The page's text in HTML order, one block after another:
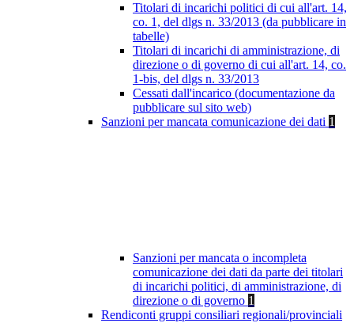
Titolari di incarichi politici di cui all'art. 14,
co. 1, del dlgs n. 33/2013 (da pubblicare in
tabelle)
Titolari di incarichi di amministrazione, di
direzione o di governo di cui all'art. 14, co.
1-bis, del dlgs n. 33/2013
Cessati dall'incarico (documentazione da
pubblicare sul sito web)
Sanzioni per mancata comunicazione dei dati 1
Sanzioni per mancata o incompleta
comunicazione dei dati da parte dei titolari
di incarichi politici, di amministrazione, di
direzione o di governo 1
Rendiconti gruppi consiliari regionali/provinciali